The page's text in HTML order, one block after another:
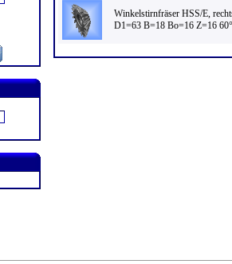
Winkelstirnfräser HSS/E,
D1=63 B=18 Bo=16 Z=16